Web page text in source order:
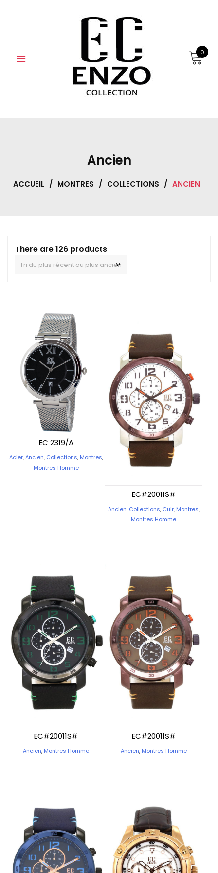
0
Ancien
ACCUEIL / MONTRES / COLLECTIONS / ANCIEN
There are 126 products
EC 2319/A
Acier,Ancien, Collections, Montres,
Montres Homme
EC#20011S#
Ancien, Collections, Cuir, Montres,
Montres Homme
EC#20011S#
Ancien, Montres Homme
EC#20011S#
Ancien, Montres Homme